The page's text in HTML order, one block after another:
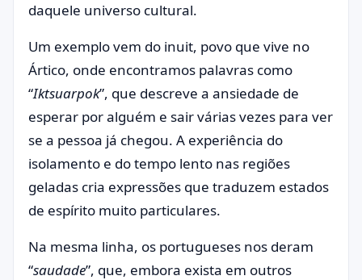
daquele universo cultural.
Um exemplo vem do inuit, povo que vive no
Ártico, onde encontramos palavras como
“Iktsuarpok”, que descreve a ansiedade de
esperar por alguém e sair várias vezes para ver
se a pessoa já chegou. A experiência do
isolamento e do tempo lento nas regiões
geladas cria expressões que traduzem estados
de espírito muito particulares.
Na mesma linha, os portugueses nos deram
“saudade”, que, embora exista em outros